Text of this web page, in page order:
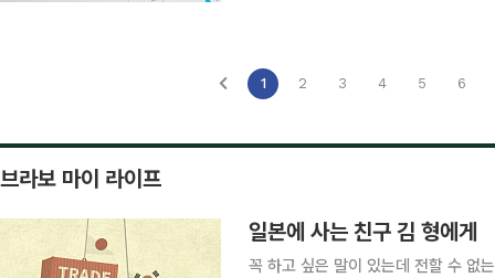
1 2 3 4 5 6
브라보 마이 라이프
일본에 사는 친구 김 형에게
꼭 하고 싶은 말이 있는데 전할 수 없